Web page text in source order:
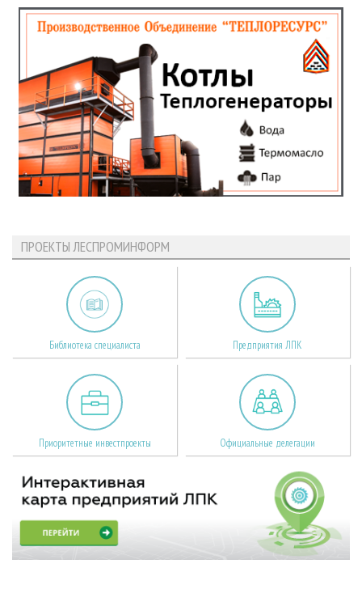
ПРОЕКТЫ ЛЕСПРОМИНФОРМ
Библиотека специалиста Предприятия ЛПК
Приоритетные инвестпроекты Официальные делегации